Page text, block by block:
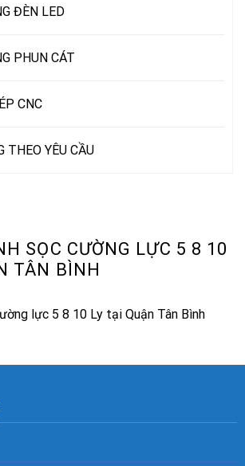
SỌC CƯỜNG LỰC 5 8 10
TÂN BÌNH
lực 5 8 10 Ly tại Quận Tân Bình
ĐÈN LED
PHUN CÁT
CNC
THEO YÊU CẦU